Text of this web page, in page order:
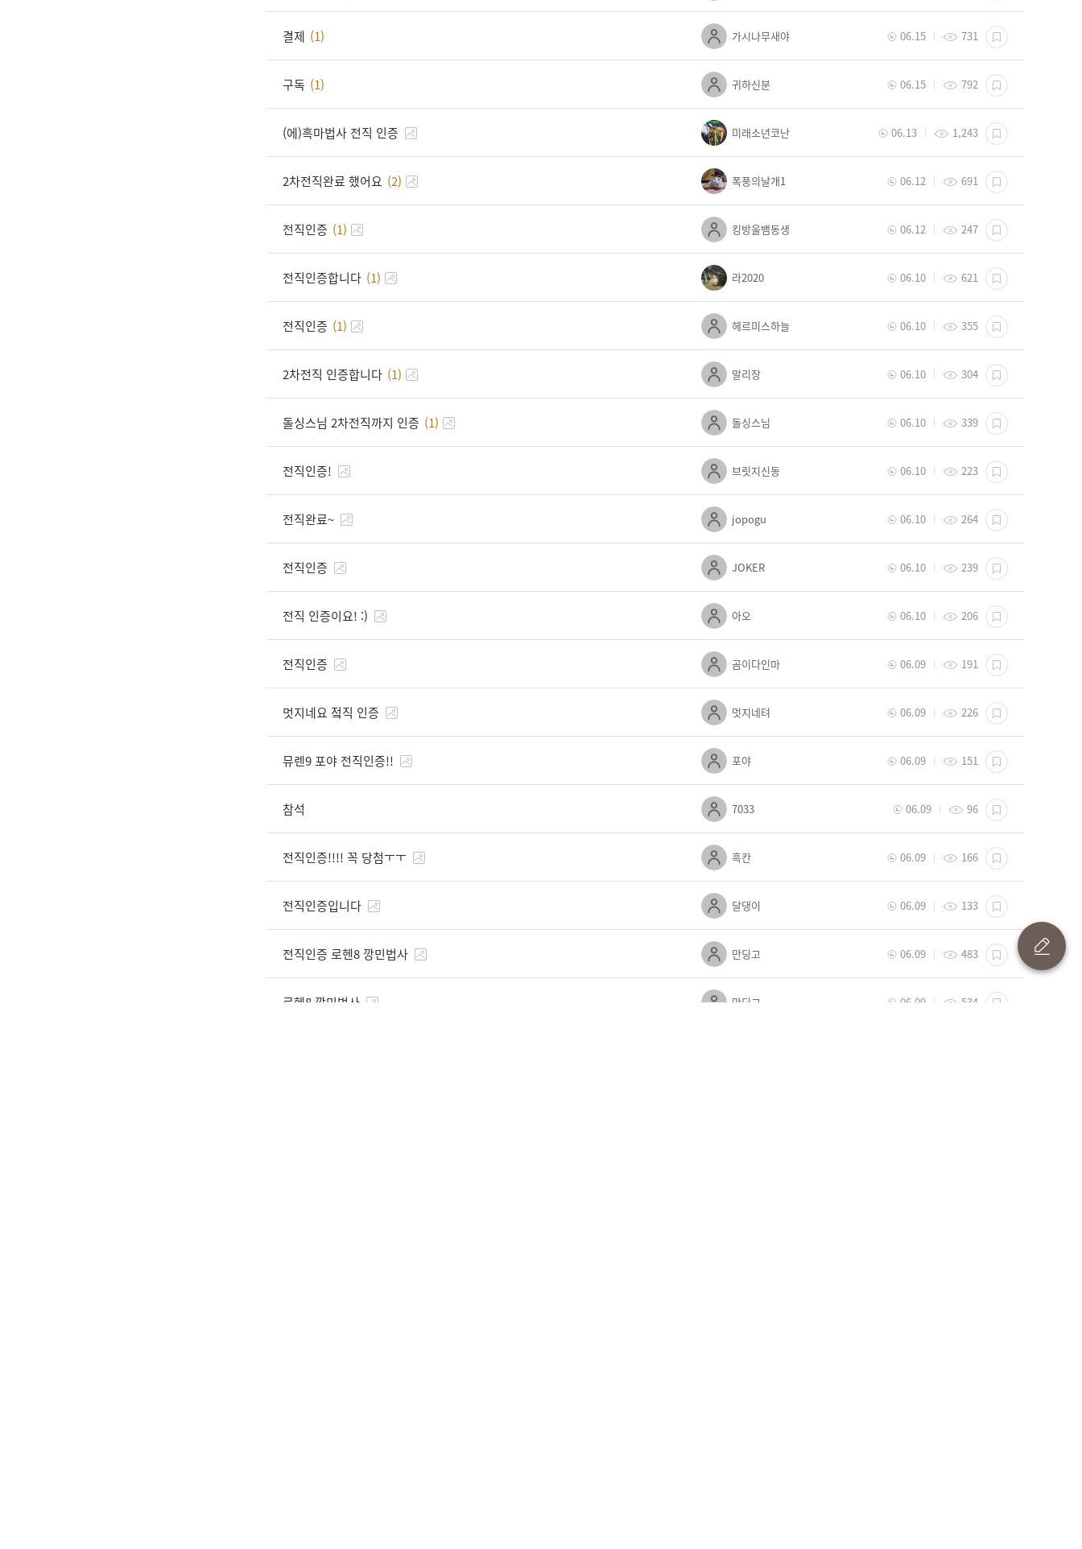
결제 (1) 가시나무새야 06.15 731
구독 (1) 귀하신분 06.15 792
(에)흑마법사 전직 인증 미래소년코난 06.13 1,243
2차전직완료 했어요 (2) 폭풍의날개1 06.12 691
전직인증 (1) 킹방울뱀동생 06.12 247
전직인증합니다 (1) 라2020 06.10 621
전직인증 (1) 헤르미스하늘 06.10 355
2차전직 인증합니다 (1) 말리장 06.10 304
돌싱스님 2차전직까지 인증 (1) 돌싱스님 06.10 339
전직인증! 브릿지신동 06.10 223
전직완료~ jopogu 06.10 264
전직인증 JOKER 06.10 239
전직 인증이요! :) 아오 06.10 206
전직인증 곰이다인마 06.09 191
멋지네요 젘직 인증 멋지네텨 06.09 226
뮤렌9 포야 전직인증!! 포야 06.09 151
참석 7033 06.09 96
전직인증!!!! 꼭 당첨ㅜㅜ 흑칸 06.09 166
전직인증입니다 달댕이 06.09 133
전직인증 로헨8 깡민법사 만딩고 06.09 483
로헨8 깡민법사 만딩고 06.09 534